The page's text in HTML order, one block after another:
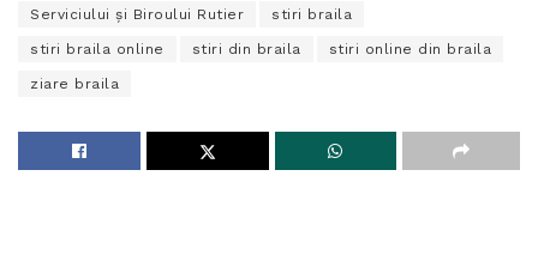
Serviciului şi Biroului Rutier stiri braila
stiri braila online stiri din braila stiri online din braila
ziare braila